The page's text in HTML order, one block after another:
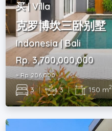
买 | Villa
克罗博坎三卧别墅
Indonesia | Bali
Rp. 3,700,000,000
~ Rp. 206,000
3 | 3 | 150 m2